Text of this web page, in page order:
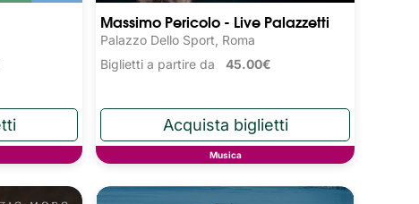
Massimo Pericolo - Live Palazzetti
Palazzo Dello Sport, Roma
Biglietti a partire da45.00€
Musica